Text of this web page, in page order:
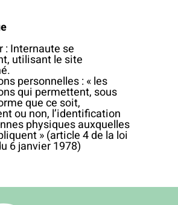
: Internaute se
utilisant le site
personnelles : « les
qui permettent, sous
que ce soit,
ou non, l’identification
physiques auxquelles
» (article 4 de la loi
6 janvier 1978)